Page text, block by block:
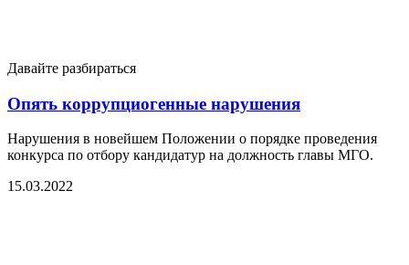
Давайте разбираться
Опять коррупциогенные нарушения
Нарушения в новейшем Положении о порядке проведения
конкурса по отбору кандидатур на должность главы МГО.
15.03.2022